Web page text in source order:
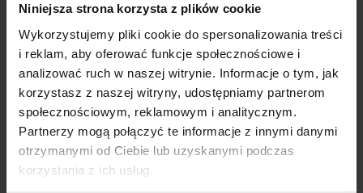
Niniejsza strona korzysta z plików cookie
Wykorzystujemy pliki cookie do spersonalizowania treści
i reklam, aby oferować funkcje społecznościowe i
analizować ruch w naszej witrynie. Informacje o tym, jak
korzystasz z naszej witryny, udostępniamy partnerom
społecznościowym, reklamowym i analitycznym.
Partnerzy mogą połączyć te informacje z innymi danymi
otrzymanymi od Ciebie lub uzyskanymi podczas
korzystania z ich usług.
Po każdym strzale zamek zostaje energicznie
odrzucony do tyłu, czemu towarzyszy odczuwalne
„kopnięcie” i podrzut lufy.
Podobnie również jak w broni palnej, po
wystrzeleniu z magazynka wszystkich kul, zamek
pozostaje w tylnym położeniu.
Jego zwolnienie wymaga wciśnięcia obustronnej
pytania
Jakie są najważniejsze cechy
pistoletu Walther PDP
Compact 4" kal. 43?
Jakią amunicję można